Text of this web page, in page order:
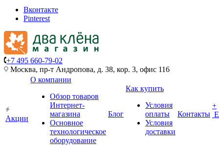
Вконтакте
Pinterest
+7 495 660-79-02
Москва, пр-т Андропова, д. 38, кор. 3, офис 116
Акции
О компании
Обзор товаров
Интернет-
магазина
Основное
технологическое
оборудование
Блог
Как купить
Условия
оплаты
Условия
доставки
Контакты
+